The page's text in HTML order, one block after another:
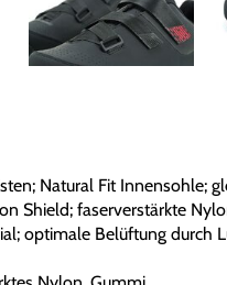
Natural Fit Innensohle;
Shield; faserverstärkte
optimale Belüftung durch